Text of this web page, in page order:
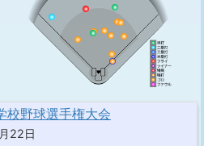
校野球選手権大会
22日